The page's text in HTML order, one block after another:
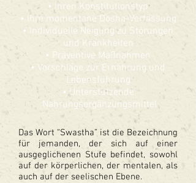
• Ihren Konstitutionstyp
• Ihre momentane Dosha-Verfassung
• Individuelle Neigung zu Störungen
und Krankheiten
• Präventive Maßnahmen
• Vorschläge zur Ernährung und
Lebensführung
• Unterstützende
Nahrungsergänzungsmittel
Das Wort “Swastha” ist die Bezeichnung
für jemanden, der sich auf einer
ausgeglichenen Stufe befindet, sowohl
auf der körperlichen, der mentalen, als
auch auf der seelischen Ebene.